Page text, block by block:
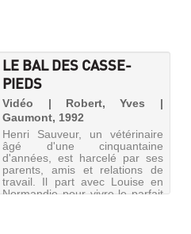
LE BAL DES CASSE-
PIEDS
Vidéo | Robert, Yves |
Gaumont, 1992
Henri Sauveur, un vétérinaire
âgé d'une cinquantaine
d'années, est harcelé par ses
parents, amis et relations de
travail. Il part avec Louise en
Normandie pour vivre le parfait